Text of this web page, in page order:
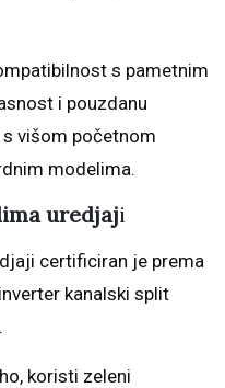
s pametnim
i pouzdanu
višom početnom
modelima.
uredjaji
certificiran je prema
kanalski split
koristi zeleni